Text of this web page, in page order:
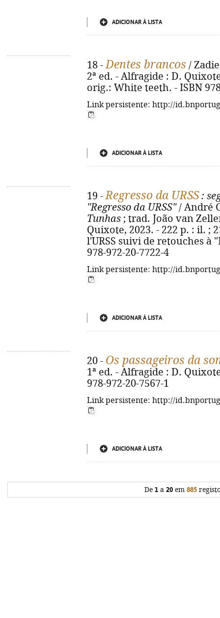
ADICIONAR À LISTA
18 -Dentes brancos /
2ª ed. - Alfragide : D.
orig.: White teeth. - ISBN
Link persistente: http://
ADICIONAR À LISTA
19 -Regresso da URSS:
"Regresso da URSS"/ André
Tunhas ; trad. João van
Quixote, 2023. - 222 p. : il. ;
l'URSS suivi de retouches à
978-972-20-7722-4
Link persistente: http://
ADICIONAR À LISTA
20 - Os passageiros da
1ª ed. - Alfragide : D.
978-972-20-7567-1
Link persistente: http://
ADICIONAR À LISTA
De 1 a 20 em 885